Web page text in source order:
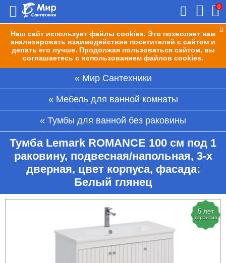
Наш сайт использует файлы cookies. Это позволяет нам
анализировать взаимодействие посетителей с сайтом и
делать его лучше. Продолжая пользоваться сайтом, вы
соглашаетесь с использованием файлов cookies.
0
Мир Сантехники
Мебель для ванной комнаты
Тумбы для ванной без раковины
Тумба Lemark ROMANCE 100 см под 1
раковину, подвесная/напольная, 3-х
дверная, цвет корпуса, фасада:
Белый глянец
5 лет
гарантия